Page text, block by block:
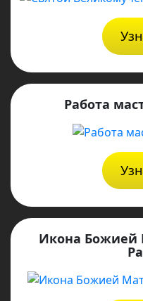
Работа
Икона Божией